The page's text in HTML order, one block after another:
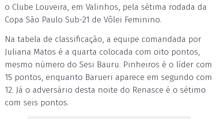
o Clube Louveira, em Valinhos, pela sétima rodada da
Copa São Paulo Sub-21 de Vôlei Feminino.
Na tabela de classificação, a equipe comandada por
Juliana Matos é a quarta colocada com oito pontos,
mesmo número do Sesi Bauru. Pinheiros é o líder com
15 pontos, enquanto Barueri aparece em segundo com
12. Já o adversário desta noite do Renasce é o sétimo
com seis pontos.